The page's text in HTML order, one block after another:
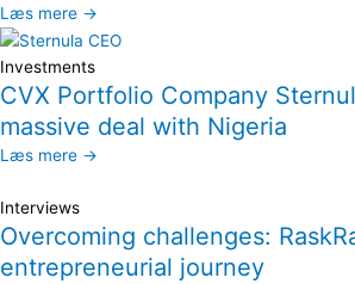
Læs mere →
Investments
CVX Portfolio Company
massive deal with Nigeria
Læs mere →
Interviews
Overcoming challenges:
entrepreneurial journey